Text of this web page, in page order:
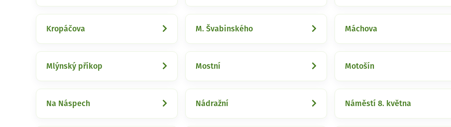
Kropáčova M. Švabinského Máchova
Mlýnský příkop Mostní Motošín
Na Náspech Nádražní Náměstí 8. května